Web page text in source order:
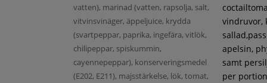
vatten), marinad (vatten, rapsolja, salt,
vitvinsvinäger, äppeljuice, krydda
(svartpeppar, paprika, ingefära, vitlök,
chilipeppar, spiskummin,
cayennepeppar), konserveringsmedel
(E202, E211), majsstärkelse, lök, tomat,
vindruvor,
apelsin,
samt
per